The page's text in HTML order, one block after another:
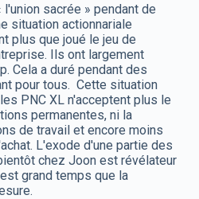
sacrée » pendant de
situation actionnariale
plus que joué le jeu de
Ils ont largement
Cela a duré pendant des
pour tous. Cette situation
PNC XL n'acceptent plus le
permanentes, ni la
de travail et encore moins
L'exode d'une partie des
chez Joon est révélateur
grand temps que la